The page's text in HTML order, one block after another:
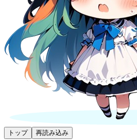
トップ 再読み込み